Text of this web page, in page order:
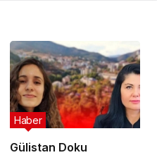
Gülistan Doku
Haber